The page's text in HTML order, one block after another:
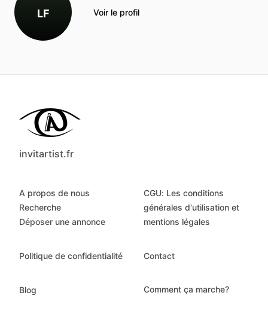
LF Voir le profil
invitartist.fr
A propos de nous
Recherche
Déposer une annonce
CGU: Les conditions
générales d'utilisation et
mentions légales
Politique de confidentialité Contact
Blog Comment ça marche?